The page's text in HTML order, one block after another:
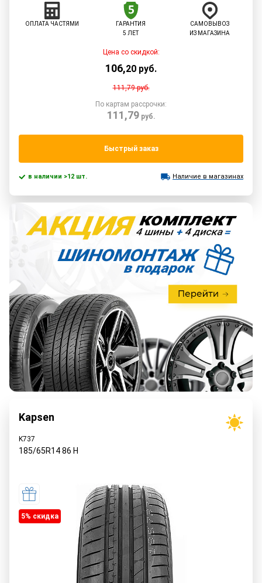
ОПЛАТА ЧАСТЯМИ
ГАРАНТИЯ
5 ЛЕТ
САМОВЫВОЗ
ИЗ МАГАЗИНА
Цена со скидкой:
106,20 руб.
111,79руб.
По картам рассрочки:
111,79руб.
Быстрый заказ
в наличии >12 шт. Наличие в магазинах
Kapsen
K737
185/65R1486 H
5% cкидка